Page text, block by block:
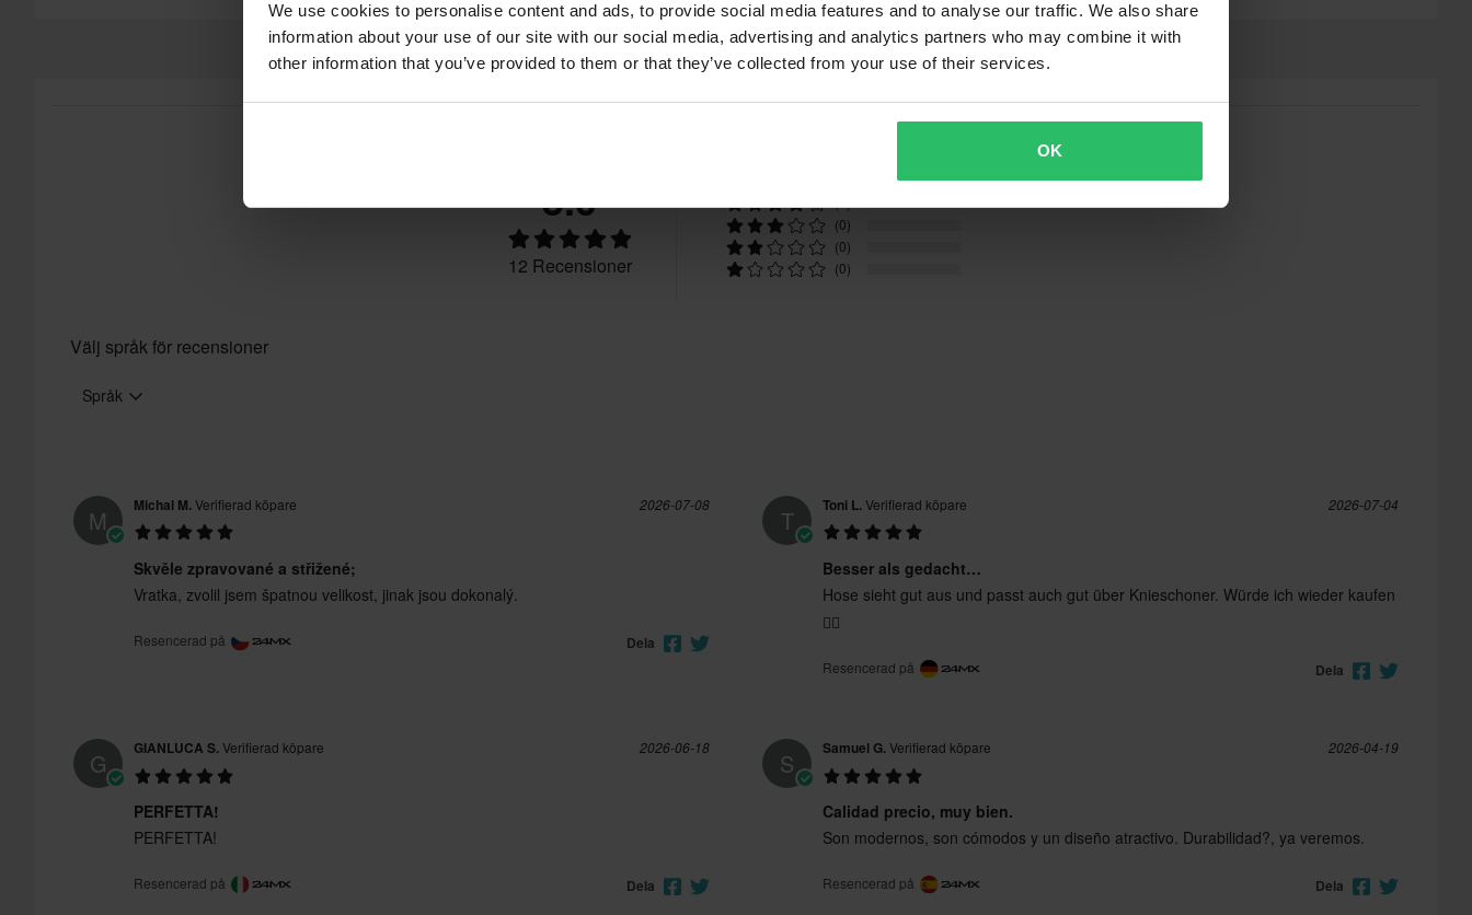
We use cookies to personalise content and ads, to provide social media features and to analyse our traffic. We also share
information about your use of our site with our social media, advertising and analytics partners who may combine it with
other information that you’ve provided to them or that they’ve collected from your use of their services.
OK
30 210 x 280 x 110 mm
Du har rätt att returnera din beställning inom 60 dagar. Returavgifter tillkommer. *Rätten att
returnera gäller inte för produkter som är personaliserade eller tillverkade på beställning. Se
Recensioner
5.0
12 Recensioner
(0)
(0)
(0)
Välj språk för recensioner
Språk
M Michal M.Verifierad köpare 2026-07-08
Skvěle zpravované a střižené;
Vratka, zvolil jsem špatnou velikost, jinak jsou dokonalý.
Resencerad på Dela
T Toni L.Verifierad köpare 2026-07-04
Besser als gedacht…
Hose sieht gut aus und passt auch gut über Knieschoner. Würde ich wieder kaufen
👍🏼
Resencerad på Dela
G GIANLUCA S.Verifierad köpare 2026-06-18
PERFETTA!
PERFETTA!
Resencerad på Dela
S Samuel G.Verifierad köpare 2026-04-19
Calidad precio, muy bien.
Son modernos, son cómodos y un diseño atractivo. Durabilidad?, ya veremos.
Resencerad på Dela